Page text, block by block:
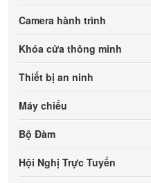
Camera hành trình
Khóa cửa thông minh
Thiết bị an ninh
Máy chiếu
Bộ Đàm
Hội Nghị Trực Tuyến